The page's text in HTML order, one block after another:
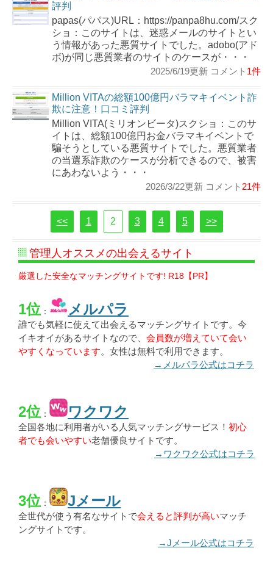
評判
papas(パパス)URL：https://panpa8hu.com/スク
ショ：このサイトは、迷惑メールのサイトとい
う情報があった悪質サイトでした。adobo(アド
ボ)が同じ悪質業者のサイトのケースが・・・
2025/6/19更新 コメント 1件
Million VITAの総額100億円バラマキイベント詐
欺に注意！口コミ評判
Million VITA(ミリオンビータ)スクショ：このサ
イトは、総額100億円お金バラマキイベントで
騙そうとしている悪質サイトでした。悪質業者
の当選系詐欺のケースが分析できるので、被害
にあわないよう・・・
2026/3/22更新 コメント 21件
<< 1 2 3 4 5 >>
管理人オススメの出会えるサイト
厳選した安全なマッチングサイトです! R18【PR】
1位 ： メルパラ
誰でも気軽に使えて出会えるマッチングサイトです。今
イキオイがあるサイトなので、 会員数が増えていて会い
やすくなっています。女性は無料で利用できます。
→メルパラ公式はコチラ
2位 ： ワクワク
全国各地に利用者がいる人気マッチングサービス！ 初心
者でも会いやすい老舗優良サイトです。
→ワクワク公式はコチラ
3位 ： Jメール
全世代が使う有名なサイトで会えると評判が高いマッチ
ングサイトです。
→Jメール公式はコチラ